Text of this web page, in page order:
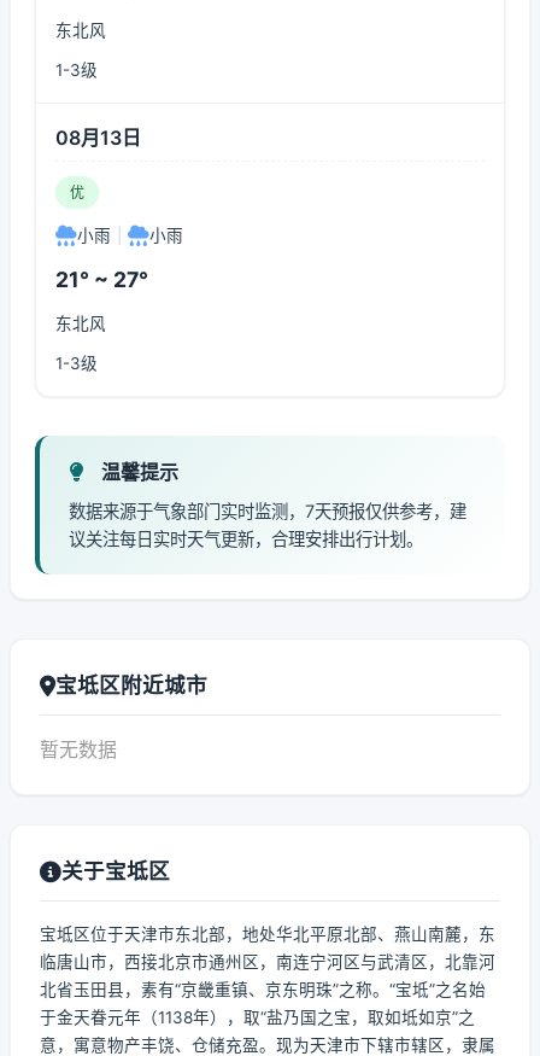
东北风
1-3级
08月13日
优
小雨 小雨
21° ~ 27°
东北风
1-3级
温馨提示
数据来源于气象部门实时监测，7天预报仅供参考，建
议关注每日实时天气更新，合理安排出行计划。
宝坻区附近城市
暂无数据
关于宝坻区
宝坻区位于天津市东北部，地处华北平原北部、燕山南麓，东
临唐山市，西接北京市通州区，南连宁河区与武清区，北靠河
北省玉田县，素有“京畿重镇、京东明珠”之称。“宝坻”之名始
于金天眷元年（1138年），取“盐乃国之宝，取如坻如京”之
意，寓意物产丰饶、仓储充盈。现为天津市下辖市辖区，隶属